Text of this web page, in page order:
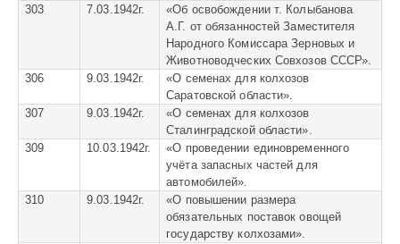
303
7.03.1942г. «Об освобождении т. Колыбанова
А.Г. от обязанностей Заместителя
Народного Комиссара Зерновых и
Животноводческих Совхозов СССР».
306
9.03.1942г. «О семенах для колхозов
Саратовской области».
307
9.03.1942г. «О семенах для колхозов
Сталинградской области».
309
10.03.1942г. «О проведении единовременного
учёта запасных частей для
автомобилей».
310
9.03.1942г. «О повышении размера
обязательных поставок овощей
государству колхозами».